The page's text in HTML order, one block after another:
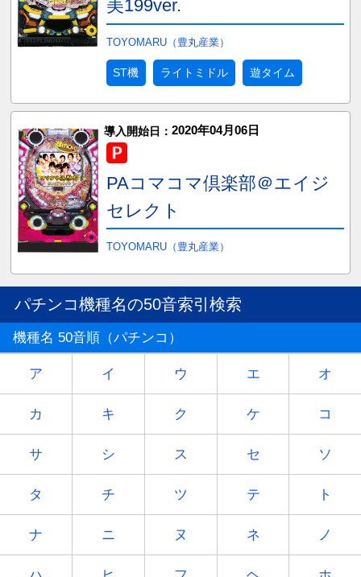
美199ver.
TOYOMARU（豊丸産業）
ST機 ライトミドル 遊タイム
導入開始日： 2020年04月06日
PAコマコマ倶楽部＠エイジ
セレクト
TOYOMARU（豊丸産業）
パチンコ機種名の50音索引検索
機種名 50音順（パチンコ）
ア イ ウ エ オ
カ キ ク ケ コ
サ シ ス セ ソ
タ チ ツ テ ト
ナ ニ ヌ ネ ノ